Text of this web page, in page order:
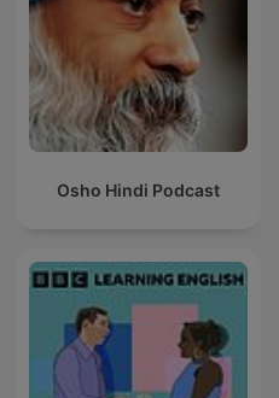
Osho Hindi Podcast